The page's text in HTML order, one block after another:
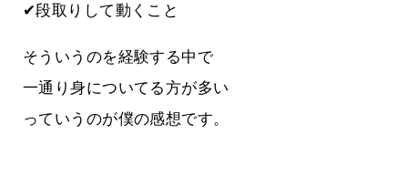
✔段取りして動くこと
そういうのを経験する中で
一通り身についてる方が多い
っていうのが僕の感想です。